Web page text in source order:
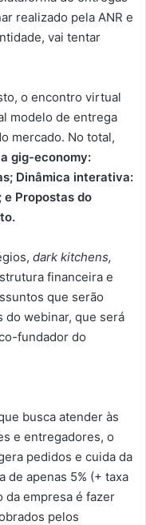
realizado pela ANR e
vai tentar
o encontro virtual
modelo de entrega
mercado. No total,
gig-economy:
Dinâmica interativa:
e Propostas do
dark kitchens,
financeira e
que serão
do webinar, que será
fundador do
busca atender às
e entregadores, o
pedidos e cuida da
de apenas 5% (+ taxa
da empresa é fazer
pelos